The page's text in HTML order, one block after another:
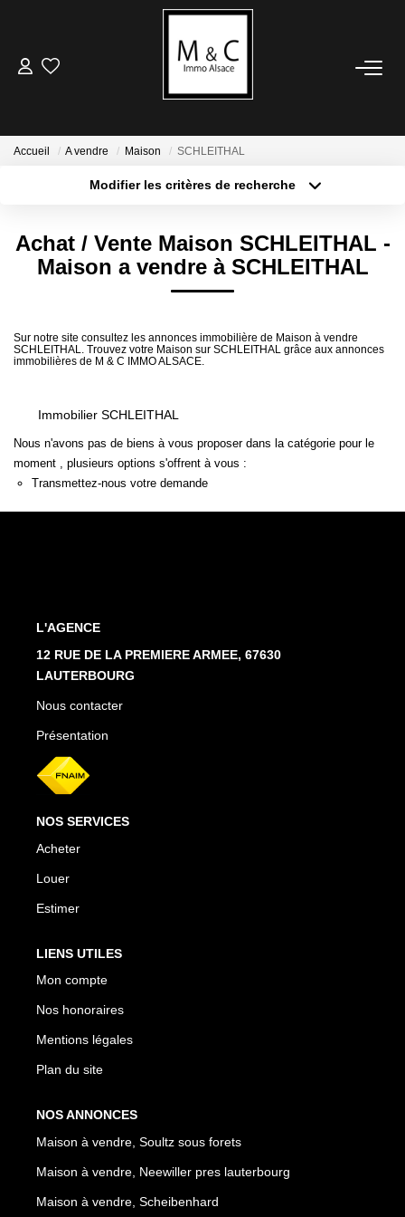
ACHETER
LOUER
Avis De Valeur
Estimation En Ligne
ESTIMER
Estimation En Ligne
PRÉSENTATION
EN
Accueil A vendre Maison SCHLEITHAL
Modifier les critères de recherche
Sélectionnez...
Type de bien
Surface min
Créer une alerte
Achat / Vente Maison SCHLEITHAL -
Maison a vendre à SCHLEITHAL
Sur notre site consultez les annonces immobilière de Maison à vendre
SCHLEITHAL. Trouvez votre Maison sur SCHLEITHAL grâce aux annonces
immobilières de M & C IMMO ALSACE.
Immobilier SCHLEITHAL
Nous n'avons pas de biens à vous proposer dans la catégorie pour le
moment , plusieurs options s'offrent à vous :
Transmettez-nous votre demande
L'AGENCE
12 RUE DE LA PREMIERE ARMEE, 67630
LAUTERBOURG
Nous contacter
Présentation
NOS SERVICES
Acheter
Louer
Estimer
LIENS UTILES
Mon compte
Nos honoraires
Mentions légales
Plan du site
NOS ANNONCES
Maison à vendre, Soultz sous forets
Maison à vendre, Neewiller pres lauterbourg
Maison à vendre, Scheibenhard